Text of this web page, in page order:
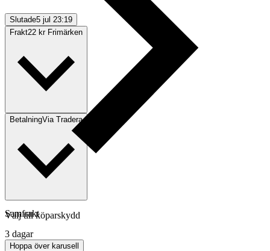
Slutade5 jul 23:19
Frakt22 kr Frimärken
BetalningVia Tradera
Välj till köparskydd
Samfrakt
3 dagar
Hoppa över karusell